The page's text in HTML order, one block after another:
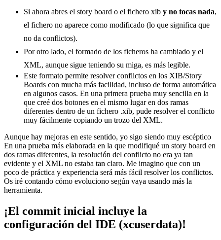
Si ahora abres el story board o el fichero xib y no tocas nada,
el fichero no aparece como modificado (lo que significa que
no da conflictos).
Por otro lado, el formado de los ficheros ha cambiado y el
XML, aunque sigue teniendo su miga, es más legible.
Este formato permite resolver conflictos en los XIB/Story
Boards con mucha más facilidad, incluso de forma automática
en algunos casos. En una primera prueba muy sencilla en la
que creé dos botones en el mismo lugar en dos ramas
diferentes dentro de un fichero .xib, pude resolver el conflicto
muy fácilmente copiando un trozo del XML.
Aunque hay mejoras en este sentido, yo sigo siendo muy escéptico
En una prueba más elaborada en la que modifiqué un story board en
dos ramas diferentes, la resolución del conflicto no era ya tan
evidente y el XML no estaba tan claro. Me imagino que con un
poco de práctica y experiencia será más fácil resolver los conflictos.
Os iré contando cómo evoluciono según vaya usando más la
herramienta.
¡El commit inicial incluye la
configuración del IDE (xcuserdata)!